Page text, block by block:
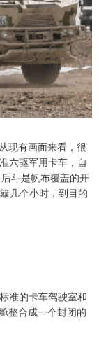
现有画面来看，很
六驱军用卡车，自
斗是帆布覆盖的开
几个小时，到目的
准的卡车驾驶室和
整合成一个封闭的